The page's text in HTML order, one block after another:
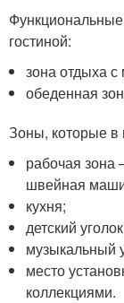
гостиной:
зона отдыха
обеденная
Зоны, которые в
рабочая зона
швейная
кухня;
детский
музыкальный
место
коллекциями.